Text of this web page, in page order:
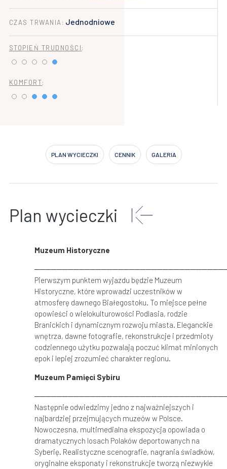
CZAS TRWANIA: Jednodniowe
STOPIEŃ TRUDNOŚCI:
KOMFORT:
PLAN WYCIECZKI CENNIK GALERIA
Plan wycieczki
Muzeum Historyczne
Pierwszym punktem wyjazdu będzie Muzeum
Historyczne, które wprowadzi uczestników w
atmosferę dawnego Białegostoku. To miejsce pełne
opowieści o wielokulturowości Podlasia, rodzie
Branickich i dynamicznym rozwoju miasta. Eleganckie
wnętrza, dawne fotografie, rekonstrukcje i przedmioty
codziennego użytku pozwalają poczuć klimat minionych
epok i lepiej zrozumieć charakter regionu.
Muzeum Pamięci Sybiru
Następnie odwiedzimy jedno z najważniejszych i
najbardziej przejmujących muzeów w Polsce.
Nowoczesna, multimedialna ekspozycja opowiada o
dramatycznych losach Polaków deportowanych na
Syberię. Realistyczne scenografie, nagrania świadków,
oryginalne eksponaty i rekonstrukcje tworzą niezwykle